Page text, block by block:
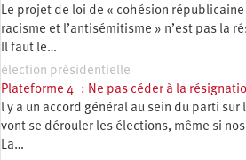
Le projet de loi de « cohésion
racisme et l’antisémitisme » n’est pas la
Il faut le…
élection présidentielle
Plateforme 4 : Ne pas céder à la
l y a un accord général au sein du parti
vont se dérouler les élections, même si
La…